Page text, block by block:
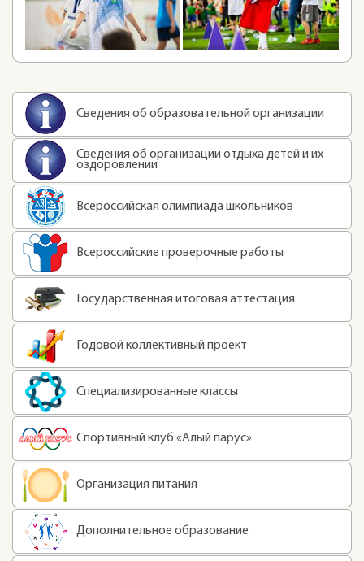
Сведения об образовательной организации
Сведения об организации отдыха детей и их
оздоровлении
Всероссийская олимпиада школьников
Всероссийские проверочные работы
Государственная итоговая аттестация
Годовой коллективный проект
Специализированные классы
Спортивный клуб «Алый парус»
Организация питания
Дополнительное образование